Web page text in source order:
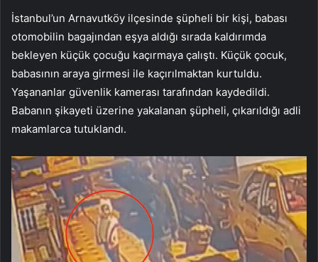
İstanbul’un Arnavutköy ilçesinde şüpheli bir kişi, babası
otomobilin bagajından eşya aldığı sırada kaldırımda
bekleyen küçük çocuğu kaçırmaya çalıştı. Küçük çocuk,
babasının araya girmesi ile kaçırılmaktan kurtuldu.
Yaşananlar güvenlik kamerası tarafından kaydedildi.
Babanın şikayeti üzerine yakalanan şüpheli, çıkarıldığı adli
makamlarca tutuklandı.